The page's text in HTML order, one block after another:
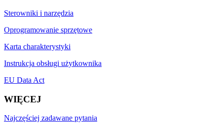
Sterowniki i narzędzia
Oprogramowanie sprzętowe
Karta charakterystyki
Instrukcja obsługi użytkownika
EU Data Act
WIĘCEJ
Najczęściej zadawane pytania